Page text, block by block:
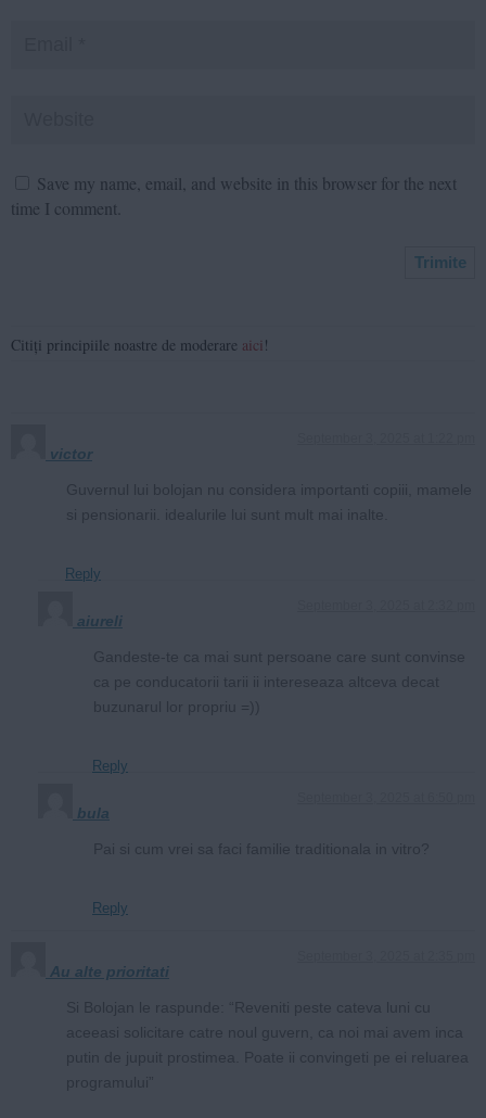
Save my name, email, and website in this browser for the next
time I comment.
Citiți principiile noastre de moderare aici !
victor
Reply
aiureli
Reply
bula
Reply
Au alte prioritati